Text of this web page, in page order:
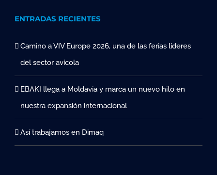
ENTRADAS RECIENTES
Camino a VIV Europe 2026, una de las ferias líderes
del sector avícola
EBAKI llega a Moldavia y marca un nuevo hito en
nuestra expansión internacional
Así trabajamos en Dimaq